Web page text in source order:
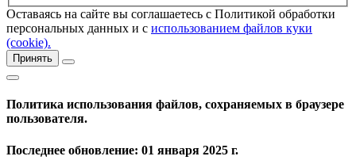
Оставаясь на сайте вы соглашаетесь с Политикой обработки
персональных данных и с использованием файлов куки
(cookie).
Принять
Политика использования файлов, сохраняемых в браузере
пользователя.
Последнее обновление: 01 января 2025 г.